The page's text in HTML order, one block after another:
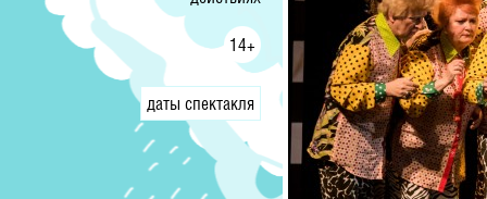
14+
даты спектакля